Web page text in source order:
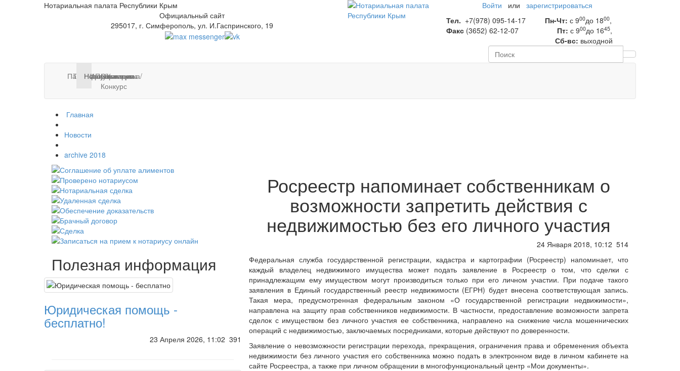
Нотариальная палата Республики Крым
Официальный сайт
295017, г. Симферополь, ул. И.Гаспринского, 19
Войти или зарегистрироваться
Тел. +7(978) 095-14-17
Факс (3652) 62-12-07
Пн-Чт: с 900до 1800,
Пт: с 900до 1645,
Сб-вс: выходной
Палата
Тарифы
Нотариусы
Новости
Информация
Публикации
Стажировка/
Конкурс
Контакты
Главная
Новости
archive 2018
Росреестр напоминает собственникам о
возможности запретить действия с
недвижимостью без его личного участия
24 Января 2018, 10:12 514
Федеральная служба государственной регистрации, кадастра и картографии (Росреестр) напоминает, что
каждый владелец недвижимого имущества может подать заявление в Росреестр о том, что сделки с
принадлежащим ему имуществом могут производиться только при его личном участии. При подаче такого
заявления в Единый государственный реестр недвижимости (ЕГРН) будет внесена соответствующая запись.
Такая мера, предусмотренная федеральным законом «О государственной регистрации недвижимости»,
направлена на защиту прав собственников недвижимости. В частности, предоставление возможности запрета
сделок с имуществом без личного участия ее собственника, направлено на снижение числа мошеннических
операций с недвижимостью, заключаемых посредниками, которые действуют по доверенности.
Заявление о невозможности регистрации перехода, прекращения, ограничения права и обременения объекта
недвижимости без личного участия его собственника можно подать в электронном виде в личном кабинете на
сайте Росреестра, а также при личном обращении в многофункциональный центр «Мои документы».
Полезная информация
Юридическая помощь -
бесплатно!
23 Апреля 2026, 11:02 391